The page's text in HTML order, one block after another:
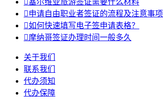
塞尔维亚旅游签证需要什么材料
申请自由职业者签证的流程及注意事项
如何快速填写电子签申请表格？
摩纳哥签证办理时间一般多久
关于我们
联系我们
代办须知
代办保障